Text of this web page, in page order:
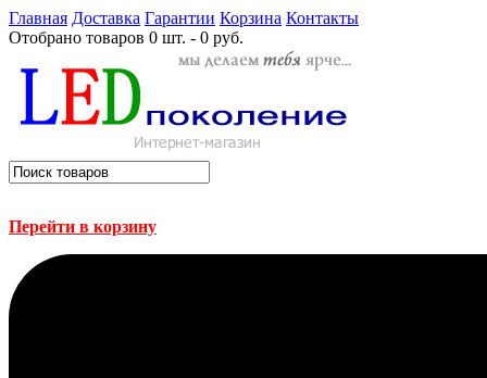
Главная Доставка Гарантии Корзина Контакты
Отобрано товаров 0 шт. - 0 руб.
Перейти в корзину